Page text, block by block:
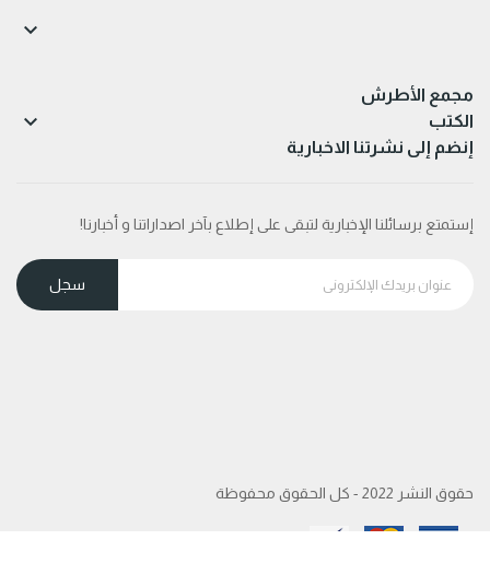
مجمع الأطرش

الكتب 
إنضم إلى نشرتنا الاخبارية
إستمتع برسائلنا الإخبارية لتبقى على إطلاع بآخر اصداراتنا و أخبارنا!
حقوق النشر 2022 - كل الحقوق محفوظة